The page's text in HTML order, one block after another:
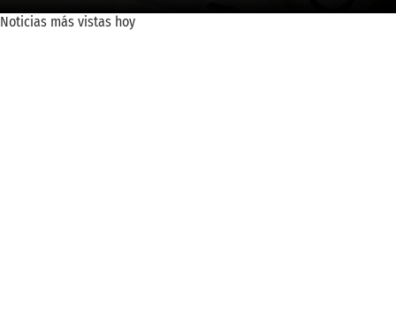
Noticias más vistas hoy